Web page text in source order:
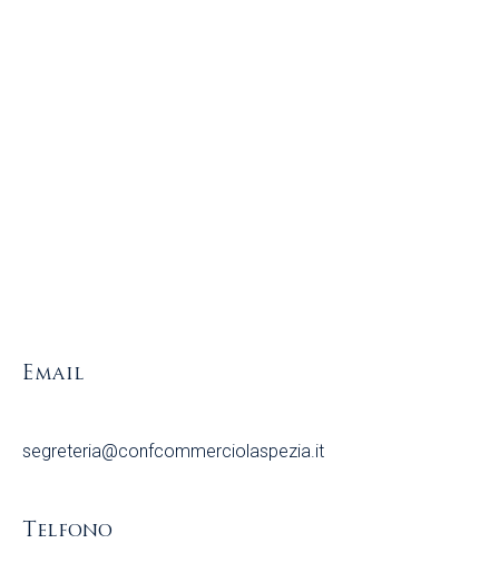
Email
segreteria@confcommerciolaspezia.it
Telfono